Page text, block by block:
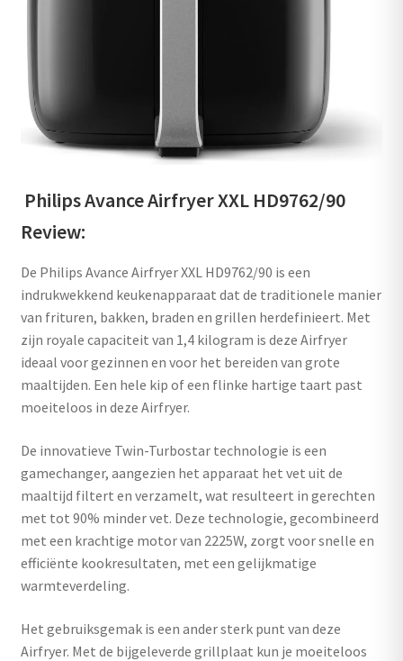
Philips Avance Airfryer XXL HD9762/90
Review:
De Philips Avance Airfryer XXL HD9762/90 is een
indrukwekkend keukenapparaat dat de traditionele manier
van frituren, bakken, braden en grillen herdefinieert. Met
zijn royale capaciteit van 1,4 kilogram is deze Airfryer
ideaal voor gezinnen en voor het bereiden van grote
maaltijden. Een hele kip of een flinke hartige taart past
moeiteloos in deze Airfryer.
De innovatieve Twin-Turbostar technologie is een
gamechanger, aangezien het apparaat het vet uit de
maaltijd filtert en verzamelt, wat resulteert in gerechten
met tot 90% minder vet. Deze technologie, gecombineerd
met een krachtige motor van 2225W, zorgt voor snelle en
efficiënte kookresultaten, met een gelijkmatige
warmteverdeling.
Het gebruiksgemak is een ander sterk punt van deze
Airfryer. Met de bijgeleverde grillplaat kun je moeiteloos